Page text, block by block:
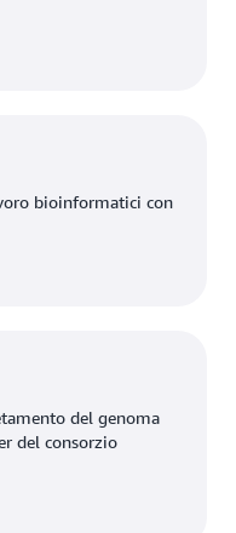
bioinformatici con
del genoma
del consorzio